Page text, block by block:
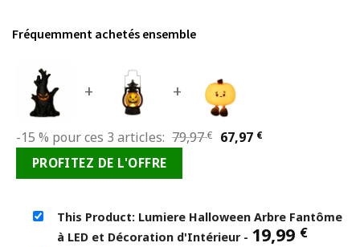
Fréquemment achetés ensemble
+ +
-15 % pour ces 3 articles: 79,97€
Le
79,97 €.
67,97 €Le
67,97 €.
PROFITEZ DE L'OFFRE
This Product: Lumiere Halloween Arbre Fantôme
à LED et Décoration d'Intérieur - 19,99 €